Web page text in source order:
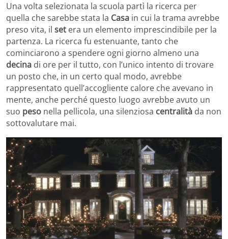
Una volta selezionata la scuola partì la ricerca per
quella che sarebbe stata la Casa in cui la trama avrebbe
preso vita, il set era un elemento imprescindibile per la
partenza. La ricerca fu estenuante, tanto che
cominciarono a spendere ogni giorno almeno una
decina di ore per il tutto, con l’unico intento di trovare
un posto che, in un certo qual modo, avrebbe
rappresentato quell’accogliente calore che avevano in
mente, anche perché questo luogo avrebbe avuto un
suo peso nella pellicola, una silenziosa centralità da non
sottovalutare mai.